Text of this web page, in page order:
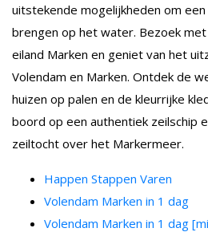
uitstekende mogelijkheden om
brengen op het water. Bezoek
eiland Marken en geniet van het
Volendam en Marken. Ontdek de
huizen op palen en de kleurrijke
boord op een authentiek zeilschip
zeiltocht over het Markermeer.
Happen Stappen Varen
Volendam Marken in 1 dag
Volendam Marken in 1 dag